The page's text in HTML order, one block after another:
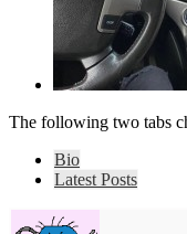
The following two tabs
Bio
Latest Posts